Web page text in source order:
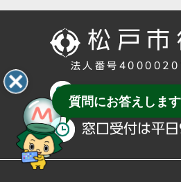
法人番号
047-366-1111
窓口受付は平
質問にお答えします